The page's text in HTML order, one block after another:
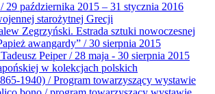
29 października 2015 – 31 stycznia 2016
starożytnej Grecji
Zegrzyński. Estrada sztuki nowoczesnej
awangardy” / 30 sierpnia 2015
Peiper / 28 maja - 30 sierpnia 2015
w kolekcjach polskich
1940) / Program towarzyszący wystawie